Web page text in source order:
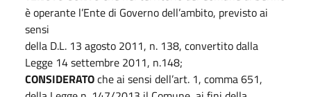
è operante l’Ente di Governo dell’ambito, previsto ai
sensi
della D.L. 13 agosto 2011, n. 138, convertito dalla
Legge 14 settembre 2011, n.148;
CONSIDERATOche ai sensi dell’art. 1, comma 651,